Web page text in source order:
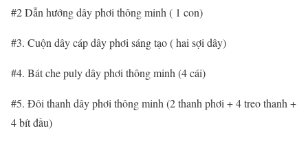
#2 Dẫn hướng dây phơi thông minh ( 1 con)
#3. Cuộn dây cáp dây phơi sáng tạo ( hai sợi dây)
#4. Bát che puly dây phơi thông minh (4 cái)
#5. Đôi thanh dây phơi thông minh (2 thanh phơi + 4 treo thanh +
4 bít đầu)